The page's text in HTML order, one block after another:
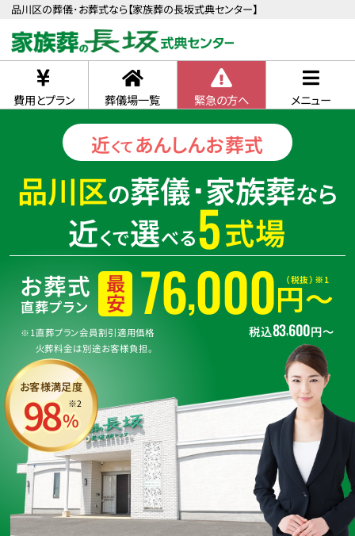
品川区の葬儀･お葬式なら【家族葬の長坂式典センター】
費用とプラン 葬儀場一覧 緊急の方へ メニュー
近くてあんしんお葬式
品川区の葬儀･家族葬なら
近くで選べる5式場
お葬式
直葬プラン 最安 76,000円〜
（税抜）※1
税込83,600円〜
※1直葬プラン会員割引適用価格
火葬料金は別途お客様負担。
お客様満足度
98%
※2